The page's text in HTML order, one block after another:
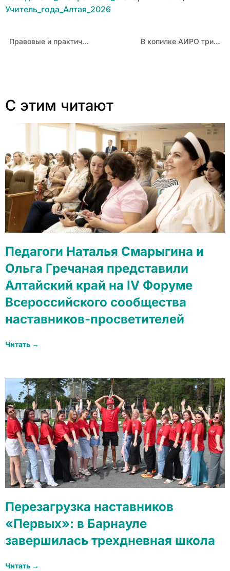
Учитель_года_Алтая_2026
Правовые и практические аспекты деятельности школьной службы примирения рассмотрели на вебинаре В копилке АИРО три медали на чемпионате города Барнаула по шахматам
С этим читают
Педагоги Наталья Смарыгина и
Ольга Гречаная представили
Алтайский край на IV Форуме
Всероссийского сообщества
наставников-просветителей
Читать →
Перезагрузка наставников
«Первых»: в Барнауле
завершилась трехдневная школа
Читать →